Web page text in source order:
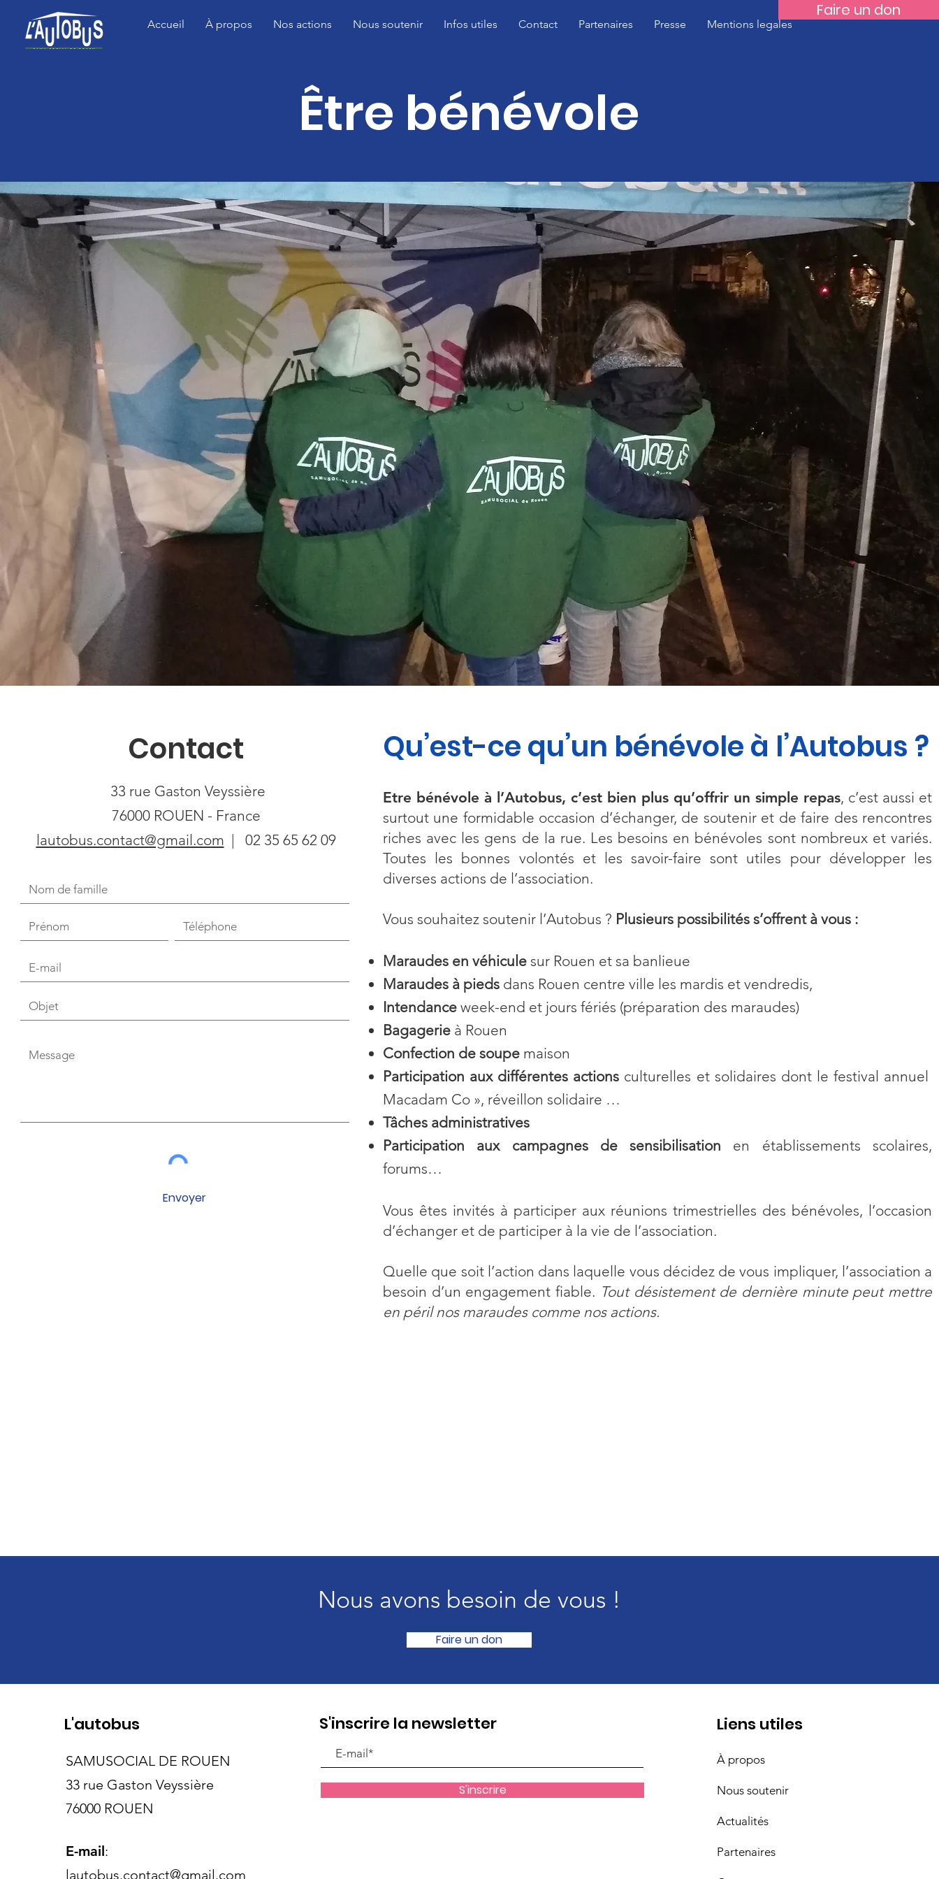
Faire un don
Accueil À propos Nos actions Nous soutenir Infos utiles Contact Partenaires Presse Mentions legales
Être bénévole
Contact
33 rue Gaston Veyssière
76000 ROUEN - France
lautobus.contact@gmail.com | 02 35 65 62 09
Envoyer
Qu’est-ce qu’un bénévole à l’Autobus ?
Etre bénévole à l’Autobus, c’est bien plus qu’offrir un simple repas, c’est aussi et
surtout une formidable occasion d’échanger, de soutenir et de faire des rencontres
riches avec les gens de la rue. Les besoins en bénévoles sont nombreux et variés.
Toutes les bonnes volontés et les savoir-faire sont utiles pour développer les
diverses actions de l’association.
Vous souhaitez soutenir l’Autobus ? Plusieurs possibilités s’offrent à vous :
Maraudes en véhicule sur Rouen et sa banlieue
Maraudes à pieds dans Rouen centre ville les mardis et vendredis,
Intendance week-end et jours fériés (préparation des maraudes)
Bagagerie à Rouen
Confection de soupe maison
Participation aux différentes actions culturelles et solidaires dont le festival annuel
Macadam Co », réveillon solidaire …
Tâches administratives
Participation aux campagnes de sensibilisation en établissements scolaires,
forums…
Vous êtes invités à participer aux réunions trimestrielles des bénévoles, l’occasion
d’échanger et de participer à la vie de l’association.
Quelle que soit l’action dans laquelle vous décidez de vous impliquer, l’association a
besoin d’un engagement fiable. Tout désistement de dernière minute peut mettre
en péril nos maraudes comme nos actions.
Nous avons besoin de vous !
Faire un don
L'autobus
SAMUSOCIAL DE ROUEN
33 rue Gaston Veyssière
76000 ROUEN
E-mail:
lautobus.contact@gmail.com
Liens utiles
À propos
Nous soutenir
Actualités
Partenaires
S'inscrire la newsletter
S'inscrire